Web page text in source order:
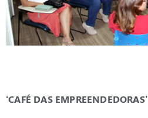
‘CAFÉ DAS EMPREENDEDORAS’